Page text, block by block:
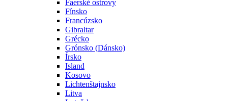
Faerské ostrovy
Fínsko
Francúzsko
Gibraltar
Grécko
Grónsko (Dánsko)
Írsko
Island
Kosovo
Lichtenštajnsko
Litva